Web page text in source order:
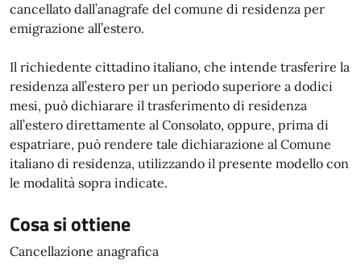
cancellato dall’anagrafe del comune di residenza per
emigrazione all’estero.
Il richiedente cittadino italiano, che intende trasferire la
residenza all’estero per un periodo superiore a dodici
mesi, può dichiarare il trasferimento di residenza
all’estero direttamente al Consolato, oppure, prima di
espatriare, può rendere tale dichiarazione al Comune
italiano di residenza, utilizzando il presente modello con
le modalità sopra indicate.
Cosa si ottiene
Cancellazione anagrafica